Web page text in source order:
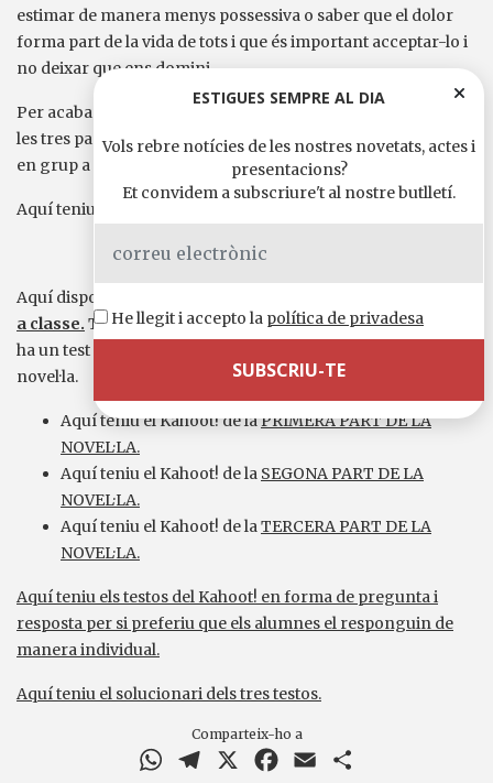
estimar de manera menys possessiva o saber que el dolor
forma part de la vida de tots i que és important acceptar-lo i
no deixar que ens domini.
Per acabar, hem preparat un qüestionari per cadascuna de
les tres parts del llibre, i els alumnes podran fer-los a classe i
en grup a través de la plataforma lúdica en línia Kahoot!.
Aquí teniu un exemple de les activitats de la guia.
Aquí disposeu d’una
a classe. També podeu jugar al Kahoot amb els alumnes: hi
ha un test en línia per jugar amb grups per a cada part de la
novel·la.
Aquí teniu el Kahoot! de laPRIMERA PART DE LA
NOVEL·LA.
Aquí teniu el Kahoot! de la SEGONA PART DE LA
NOVEL·LA.
Aquí teniu el Kahoot! de laTERCERA PART DE LA
NOVEL·LA.
Aquí teniu els testos del Kahoot! en forma de pregunta i
resposta per si preferiu que els alumnes el responguin de
manera individual.
Aquí teniu el solucionari dels tres testos.
Comparteix-ho a
WhatsAppTelegram Facebook
Email
ESTIGUES SEMPRE AL DIA
Vols rebre notícies de les nostres novetats, actes i
presentacions?
Et convidem a subscriure't al nostre butlletí.
He llegit i accepto la política de privadesa